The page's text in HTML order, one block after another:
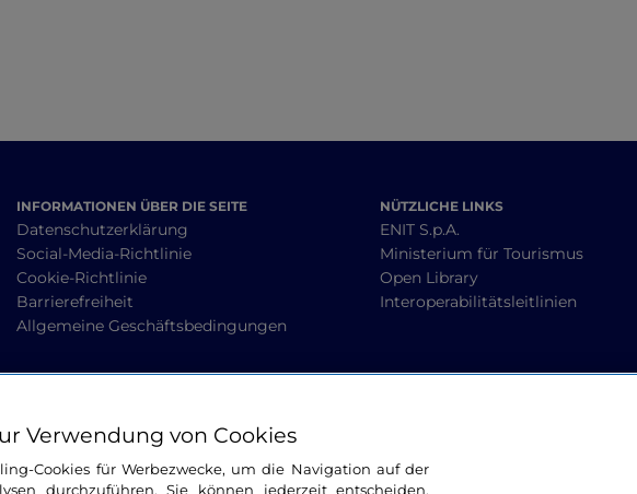
INFORMATIONEN ÜBER DIE SEITE
Datenschutzerklärung
Social-Media-Richtlinie
Cookie-Richtlinie
Barrierefreiheit
Allgemeine Geschäftsbedingungen
NÜTZLICHE LINKS
ENIT S.p.A.
Ministerium für Tourismus
Open Library
Interoperabilitätsleitlinien
Verwendung von Cookies
Cookies für Werbezwecke, um die Navigation auf der
durchzuführen. Sie können jederzeit entscheiden,